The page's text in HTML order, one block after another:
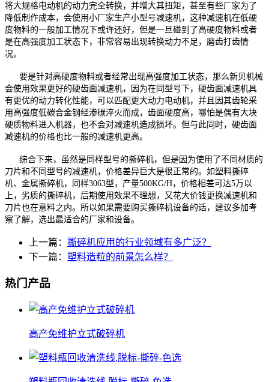
将大规格电动机的动力完全转换，并增大其扭矩，甚至有些厂家为了
降低制作成本，会使用小厂家生产小型号减速机，这种减速机在低硬
度物料的一般加工情况下或许还好，但是一旦碰到了高硬度物料或者
是在高强度加工状态下，非常容易出现转换动力不足，磨齿打齿情
况。
要是针对高硬度物料或者经常出现高强度加工状态，那么新贝机械
会使用效果更好的硬齿面减速机，因为在同型号下，硬齿面减速机具
有更优的动力转化性能，可以匹配更大动力电动机，并且因其齿轮采
用高强度低碳合金钢经渗碳淬火而成，齿面硬度高，哪怕是偶有大块
硬质物料进入机器，也不会对减速机造成损坏。但与此同时，硬齿面
减速机的价格也比一般的减速机更高。
综合下来，虽然是同样型号的撕碎机，但是因为使用了不同材质的
刀片和不同型号的减速机，价格差异巨大是很正常的。如塑料撕碎
机、金属撕碎机，同样3063型，产量500KG/H，价格相差可达5万以
上，劣质的撕碎机，后期使用效果不理想，又花大价钱更换减速机和
刀片也在意料之内。所以如果需要购买撕碎机设备的话，建议多加考
察了解，选出最适合的厂家和设备。
上一篇： 撕碎机应用的行业领域有多广泛？
下一篇： 塑料造粒的前景怎么样？
热门产品
高产免维护立式破碎机